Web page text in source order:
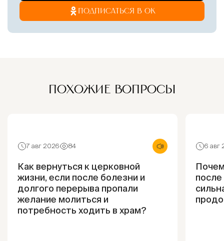
ПОДПИСАТЬСЯ В ОК
ПОХОЖИЕ ВОПРОСЫ
7 авг 2026 84
Как вернуться к церковной
жизни, если после болезни и
долгого перерыва пропали
желание молиться и
потребность ходить в храм?
6 авг